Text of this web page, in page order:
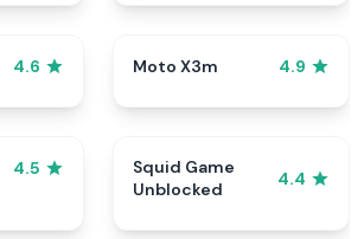
4.6 Moto X3m 4.9
4.5
Squid Game
Unblocked
4.4